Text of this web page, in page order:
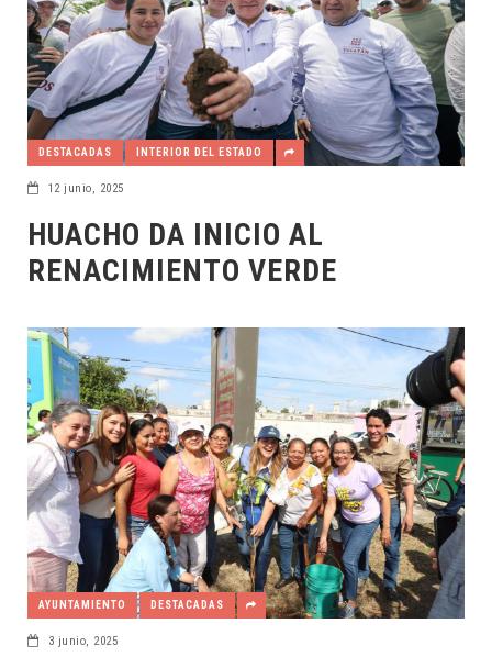
DESTACADAS INTERIOR DEL ESTADO
12 junio, 2025
HUACHO DA INICIO AL
RENACIMIENTO VERDE
AYUNTAMIENTO DESTACADAS
3 junio, 2025